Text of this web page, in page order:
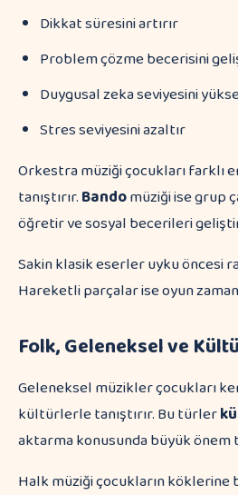
Dikkat süresini artırır
Problem çözme becerisini
Duygusal zeka seviyesini
Stres seviyesini azaltır
Orkestra müziği çocukları farklı
tanıştırır.Bandomüziği ise grup
öğretir ve sosyal becerileri
Sakin klasik eserler uyku öncesi
Hareketli parçalar ise oyun
Folk, Geleneksel ve
Geleneksel müzikler çocukları
kültürlerle tanıştırır. Bu türler
aktarma konusunda büyük önem
Halk müziği çocukların köklerine